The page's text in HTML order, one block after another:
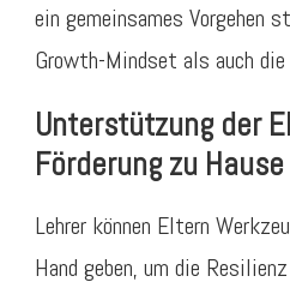
ein gemeinsames Vorgehen
Growth-Mindset als auch
Unterstützung der
Förderung zu Hause
Lehrer können Eltern
Hand geben, um die